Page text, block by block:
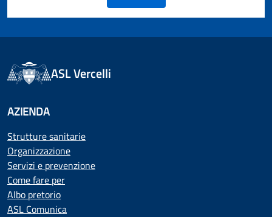
ASL Vercelli
AZIENDA
Strutture sanitarie
Organizzazione
Servizi e prevenzione
Come fare per
Albo pretorio
ASL Comunica